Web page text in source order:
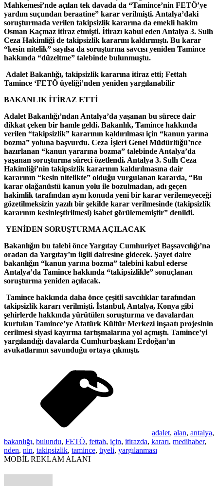
Mahkemesi’nde açılan tek davada da “Tamince’nin FETÖ’ye
yardım suçundan beraatine” karar verilmişti. Antalya’daki
soruşturmada verilen takipsizlik kararına da emekli hakim
Osman Kaçmaz itiraz etmişti. İtirazı kabul eden Antalya 3. Sulh
Ceza Hakimliği de takipsizlik kararını kaldırmıştı. Bu karar
“kesin nitelik” sayılsa da soruşturma savcısı yeniden Tamince
hakkında “düzeltme” talebinde bulunmuştu.
Adalet Bakanlığı, takipsizlik kararına itiraz etti; Fettah
Tamince ‘FETÖ üyeliği’nden yeniden yargılanabilir
BAKANLIK İTİRAZ ETTİ
Adalet Bakanlığı’ndan Antalya’da yaşanan bu sürece dair
dikkat çeken bir hamle geldi. Bakanlık, Tamince hakkında
verilen “takipsizlik” kararının kaldırılması için “kanun yarına
bozma” yoluna başvurdu. Ceza İşleri Genel Müdürlüğü’nce
hazırlanan “kanun yararına bozma” talebinde Antalya’da
yaşanan soruşturma süreci özetlendi. Antalya 3. Sulh Ceza
Hakimliği’nin takipsizlik kararının kaldırılmasına dair
kararının “kesin nitelikte” olduğu vurgulanan kararda, “Bu
karar olağanüstü kanun yolu ile bozulmadan, adı geçen
hakimlik tarafından aynı konuda yeni bir karar verilemeyeceği
gözetilmeksizin yazılı bir şekilde karar verilmesinde (takipsizlik
kararının kesinleştirilmesi) isabet görülememiştir” denildi.
YENİDEN SORUŞTURMA AÇILACAK
Bakanlığın bu talebi önce Yargıtay Cumhuriyet Başsavcılığı’na
oradan da Yargıtay’ın ilgili dairesine gidecek. Şayet daire
bakanlığın “kanun yarına bozma” talebini kabul ederse
Antalya’da Tamince hakkında “takipsizlikle” sonuçlanan
soruşturma yeniden açılacak.
Tamince hakkında daha önce çeşitli savcılıklar tarafından
takipsizlik kararı verilmişti. İstanbul, Antalya, Konya gibi
şehirlerde hakkında yürütülen soruşturma ve davalardan
kurtulan Tamince’ye Atatürk Kültür Merkezi inşaatı projesinin
cerilmesi siyasi kayırma tartışmalarına yol açmıştı. Tamince’yi
yargılandığı davalarda Cumhurbaşkanı Erdoğan’ın
avukatlarının savunduğu ortaya çıkmıştı.
adalet, alan, antalya,
bakanlığı, bulundu, FETÖ, fettah, için, itirazda, kararı, medihaber,
nden, nin, takipsizlik, tamince, üyeli, yargılanması
MOBİL REKLAM ALANI